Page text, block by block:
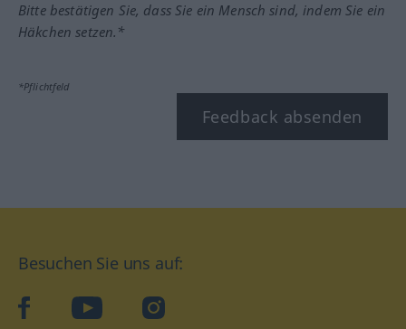
Bitte bestätigen Sie, dass Sie ein Mensch sind, indem Sie ein
Häkchen setzen.*
*Pflichtfeld
Feedback absenden
Besuchen Sie uns auf:
facebookYouTube Instagram